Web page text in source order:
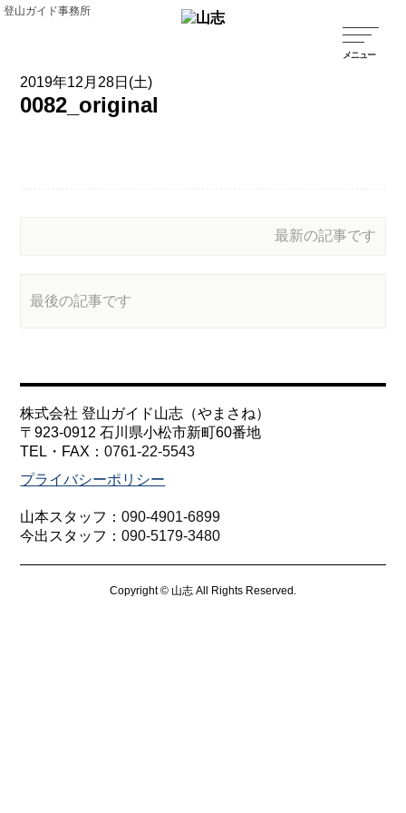
登山ガイド事務所
2019年12月28日(土)
0082_original
最新の記事です
最後の記事です
株式会社 登山ガイド山志（やまさね）
〒923-0912 石川県小松市新町60番地
TEL・FAX：0761-22-5543
プライバシーポリシー
山本スタッフ：090-4901-6899
今出スタッフ：090-5179-3480
Copyright © 山志 All Rights Reserved.